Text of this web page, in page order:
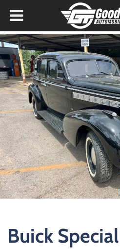
Buick